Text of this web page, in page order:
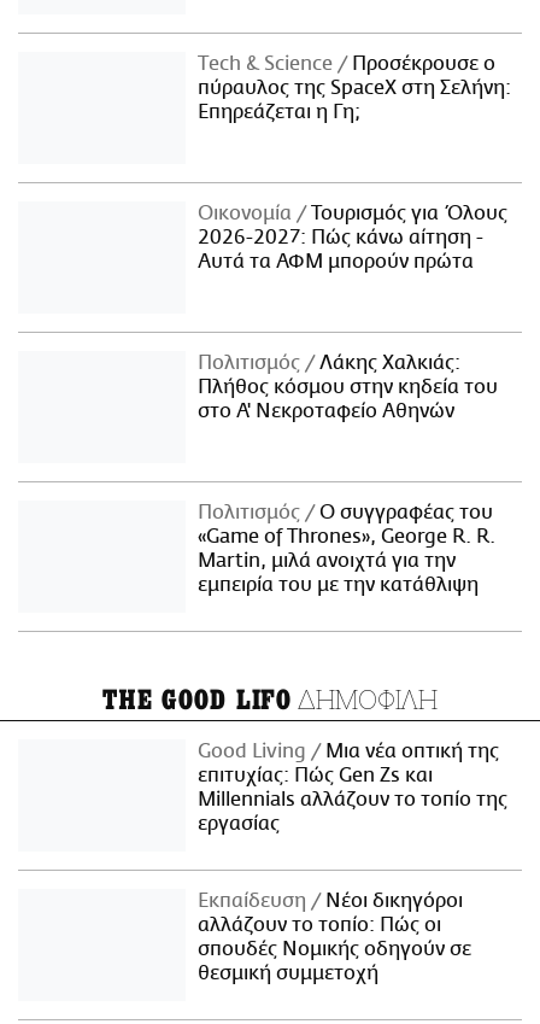
Τech & Science
Προσέκρουσε ο
πύραυλος της SpaceX στη Σελήνη:
Επηρεάζεται η Γη;
Οικονομία
Τουρισμός για Όλους
2026-2027: Πώς κάνω αίτηση -
Αυτά τα ΑΦΜ μπορούν πρώτα
Πολιτισμός
Λάκης Χαλκιάς:
Πλήθος κόσμου στην κηδεία του
στο Α' Νεκροταφείο Αθηνών
Πολιτισμός
Ο συγγραφέας του
«Game of Thrones», George R. R.
Martin, μιλά ανοιχτά για την
εμπειρία του με την κατάθλιψη
THE GOOD LIFO ΔΗΜΟΦΙΛΗ
Good Living
Μια νέα οπτική της
επιτυχίας: Πώς Gen Zs και
Millennials αλλάζουν το τοπίο της
εργασίας
Εκπαίδευση
Νέοι δικηγόροι
αλλάζουν το τοπίο: Πώς οι
σπουδές Νομικής οδηγούν σε
θεσμική συμμετοχή